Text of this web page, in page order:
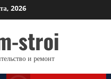
2026
stroi
и ремонт